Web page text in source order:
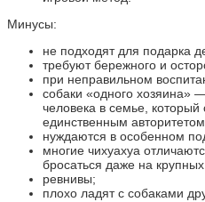
Минусы:
не подходят для подарка
требуют бережного и
при неправильном
собаки «одного хозяина»
человека в семье, который
единственным
нуждаются в особенном
многие чихуахуа
бросаться даже на
ревнивы;
плохо ладят с собаками